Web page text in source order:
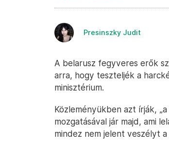
Presinszky Judit
A belarusz fegyveres erők
arra, hogy teszteljék a
minisztérium.
Közleményükben azt írják,
mozgatásával jár majd, ami
mindez nem jelent veszélyt